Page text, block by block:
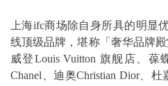
上海ifc商场除自身所具的明显
线顶级品牌，堪称「奢华品牌
威登Louis Vuitton 旗舰店、葆
Chanel、迪奥Christian Dior、杜